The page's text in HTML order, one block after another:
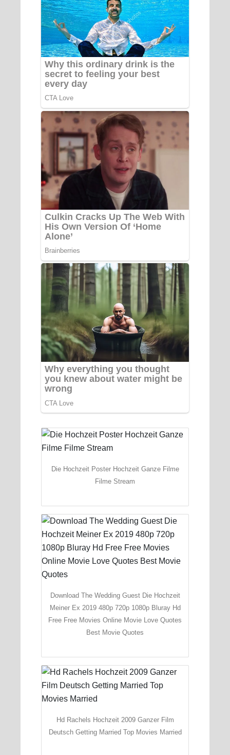
Die Hochzeit Poster Hochzeit Ganze Filme
Filme Stream
Download The Wedding Guest Die Hochzeit
Meiner Ex 2019 480p 720p 1080p Bluray Hd
Free Free Movies Online Movie Love Quotes
Best Movie Quotes
Hd Rachels Hochzeit 2009 Ganzer Film
Deutsch Getting Married Top Movies Married